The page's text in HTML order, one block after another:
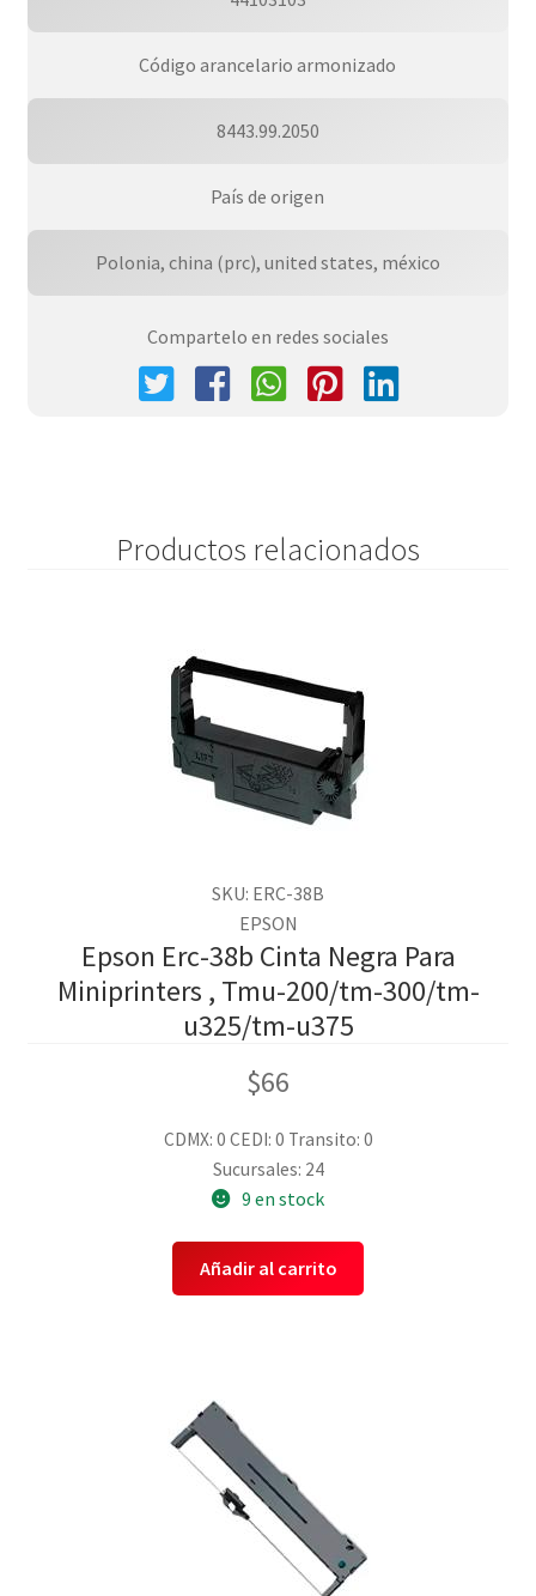
Código arancelario armonizado
8443.99.2050
País de origen
Polonia, china (prc), united states, méxico
Compartelo en redes sociales
Productos relacionados
SKU: ERC-38B
EPSON
Epson Erc-38b Cinta Negra Para
Miniprinters , Tmu-200/tm-300/tm-
u325/tm-u375
$66
CDMX: 0 CEDI: 0 Transito: 0
Sucursales: 24
9 en stock
Añadir al carrito